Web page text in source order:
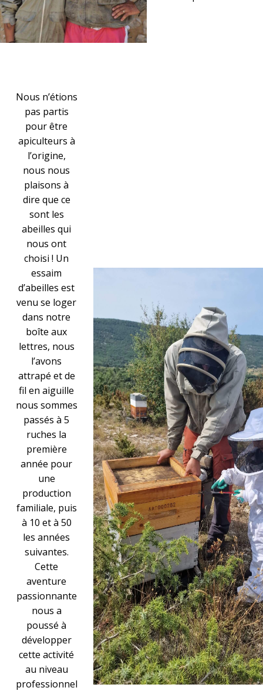
Nous n’étions
pas partis
pour être
apiculteurs à
l’origine,
nous nous
plaisons à
dire que ce
sont les
abeilles qui
nous ont
choisi ! Un
essaim
d’abeilles est
venu se loger
dans notre
boîte aux
lettres, nous
l’avons
attrapé et de
fil en aiguille
nous sommes
passés à 5
ruches la
première
année pour
une
production
familiale, puis
à 10 et à 50
les années
suivantes.
Cette
aventure
passionnante
nous a
poussé à
développer
cette activité
au niveau
professionnel